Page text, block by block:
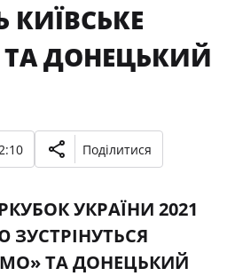
КИЇВСЬКЕ
ДОНЕЦЬКИЙ
Поділитися
УКРАЇНИ 2021
ТА ДОНЕЦЬКИЙ